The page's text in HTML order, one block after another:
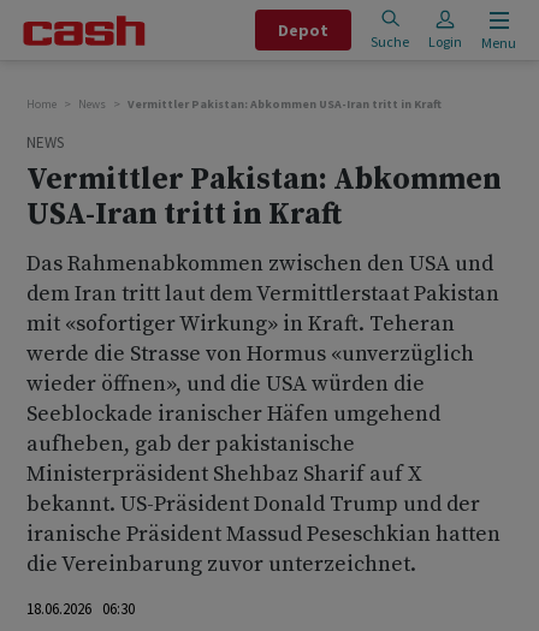
Depot
Suche Login Menu
Home News Vermittler Pakistan: Abkommen USA-Iran tritt in Kraft
NEWS
Vermittler Pakistan: Abkommen
USA-Iran tritt in Kraft
Das Rahmenabkommen zwischen den USA und
dem Iran tritt laut dem Vermittlerstaat Pakistan
mit «sofortiger Wirkung» in Kraft. Teheran
werde die Strasse von Hormus «unverzüglich
wieder öffnen», und die USA würden die
Seeblockade iranischer Häfen umgehend
aufheben, gab der pakistanische
Ministerpräsident Shehbaz Sharif auf X
bekannt. US-Präsident Donald Trump und der
iranische Präsident Massud Peseschkian hatten
die Vereinbarung zuvor unterzeichnet.
18.06.2026 06:30